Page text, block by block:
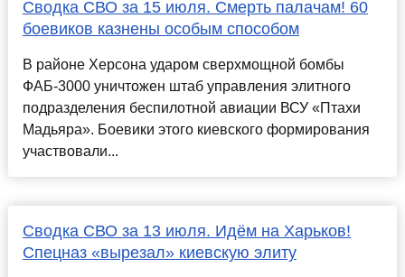
Сводка СВО за 15 июля. Смерть палачам! 60
боевиков казнены особым способом
В районе Херсона ударом сверхмощной бомбы
ФАБ-3000 уничтожен штаб управления элитного
подразделения беспилотной авиации ВСУ «Птахи
Мадьяра». Боевики этого киевского формирования
участвовали...
Сводка СВО за 13 июля. Идём на Харьков!
Спецназ «вырезал» киевскую элиту